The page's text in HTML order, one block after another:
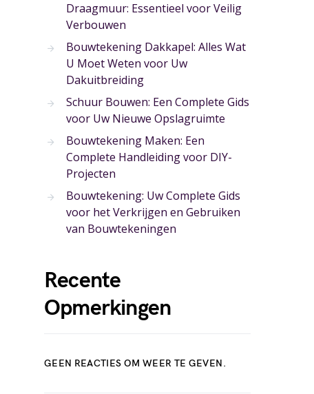
Draagmuur: Essentieel voor Veilig
Verbouwen
Bouwtekening Dakkapel: Alles Wat
U Moet Weten voor Uw
Dakuitbreiding
Schuur Bouwen: Een Complete Gids
voor Uw Nieuwe Opslagruimte
Bouwtekening Maken: Een
Complete Handleiding voor DIY-
Projecten
Bouwtekening: Uw Complete Gids
voor het Verkrijgen en Gebruiken
van Bouwtekeningen
Recente
Opmerkingen
GEEN REACTIES OM WEER TE GEVEN.